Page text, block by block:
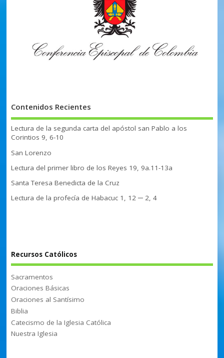
Contenidos Recientes
Lectura de la segunda carta del apóstol san Pablo a los
Corintios 9, 6-10
San Lorenzo
Lectura del primer libro de los Reyes 19, 9a.11-13a
Santa Teresa Benedicta de la Cruz
Lectura de la profecía de Habacuc 1, 12 ─ 2, 4
Recursos Católicos
Sacramentos
Oraciones Básicas
Oraciones al Santísimo
Biblia
Catecismo de la Iglesia Católica
Nuestra Iglesia